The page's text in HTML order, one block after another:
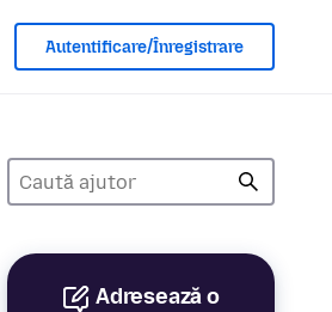
Autentificare/Înregistrare
Adresează o